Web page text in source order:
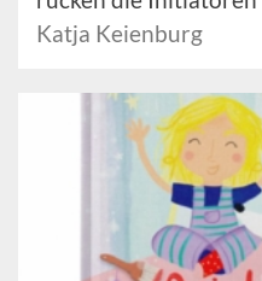
Katja Keienburg